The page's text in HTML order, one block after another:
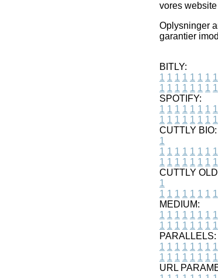
vores
Oplysninger
garantier
BITLY:
1 1 1 1 1 1 1 1
1 1 1 1 1 1 1 1
SPOTIFY:
1 1 1 1 1 1 1 1
1 1 1 1 1 1 1 1
CUTTLY BIO:
1
1 1 1 1 1 1 1 1
1 1 1 1 1 1 1 1
CUTTLY
1
1 1 1 1 1 1 1 1
MEDIUM:
1 1 1 1 1 1 1 1
1 1 1 1 1 1 1 1
PARALLELS:
1 1 1 1 1 1 1 1
1 1 1 1 1 1 1 1
URL